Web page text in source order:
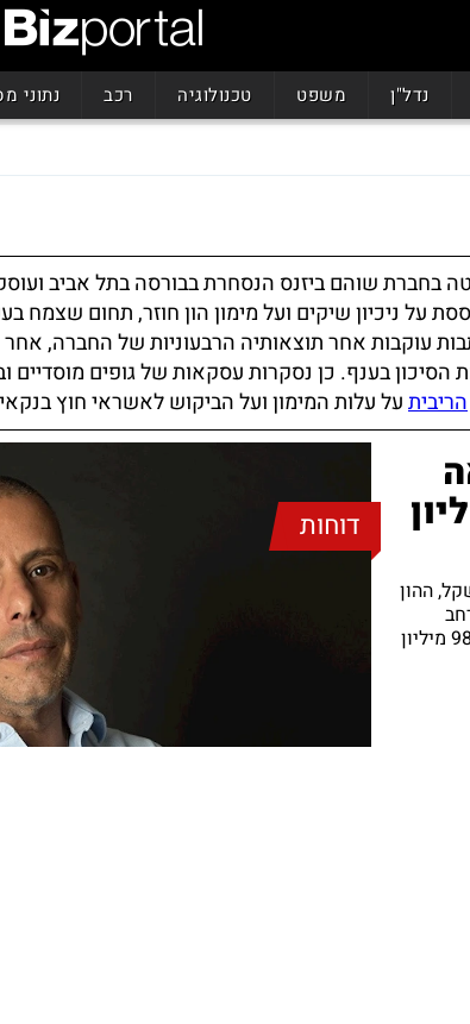
נדל"ן משפט טכנולוגיה רכב נתוני
בחברת שוהם ביזנס הנסחרת בבורסה בתל אביב
על ניכיון שיקים ועל מימון הון חוזר, תחום שצמח
עוקבות אחר תוצאותיה הרבעוניות של החברה,
בענף. כן נסקרות עסקאות של גופים מוסדיים
הריביתעל עלות המימון ועל הביקוש לאשראי חוץ
של 10 מיליון
ל-20.6 מיליון שקל, ההון
ל-935 מיליון שקל והחברה גייסה אג"ח בהיקף של 98 מיליון
דוחות